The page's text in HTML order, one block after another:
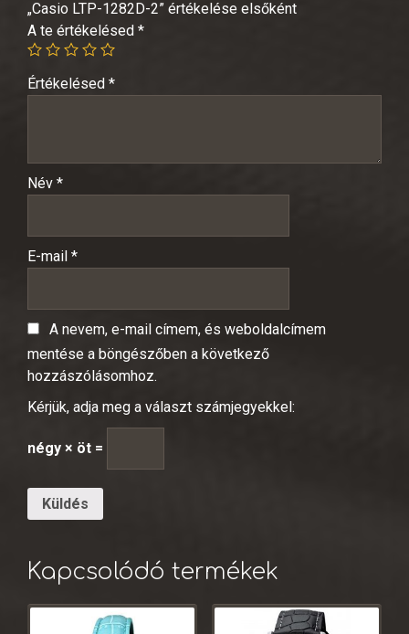
„Casio LTP-1282D-2” értékelése elsőként
A te értékelésed *
Értékelésed *
Név *
E-mail *
A nevem, e-mail címem, és weboldalcímem
mentése a böngészőben a következő
hozzászólásomhoz.
Kérjük, adja meg a választ számjegyekkel:
négy × öt =
Kapcsolódó termékek